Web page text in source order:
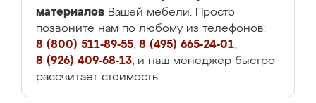
материалов Вашей мебели. Просто
позвоните нам по любому из телефонов:
8 (800) 511-89-55, 8 (495) 665-24-01,
8 (926) 409-68-13, и наш менеджер быстро
рассчитает стоимость.